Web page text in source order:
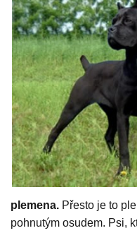
plemena. Přesto je to
pohnutým osudem. Psi,